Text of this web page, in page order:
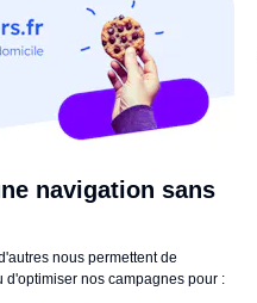
la porte avant de
un chemin jusqu'à
fait disjoncter votre
!
pourquoi et comment la
réparer ?